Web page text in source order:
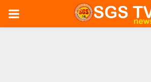
PRIMARY